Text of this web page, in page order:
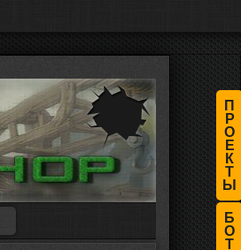
П
Р
О
Е
К
Т
Ы
Б
О
Т